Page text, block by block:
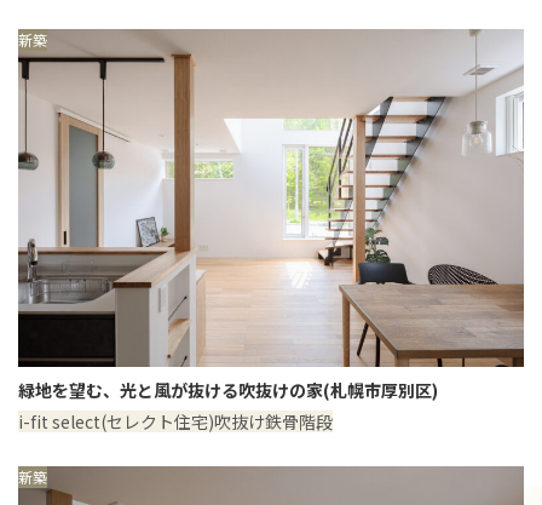
新築
緑地を望む、光と風が抜ける吹抜けの家(札幌市厚別区)
i-fit select(セレクト住宅)吹抜け鉄骨階段
新築